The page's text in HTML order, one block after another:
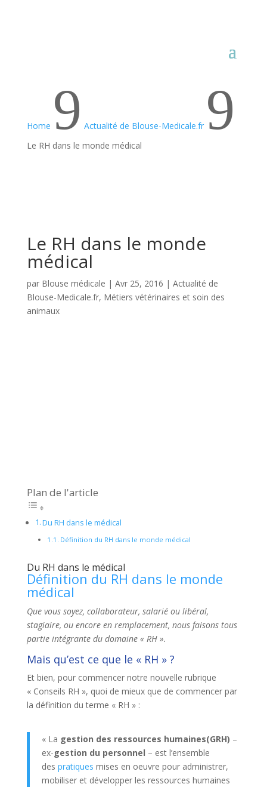
Home 9 Actualité de Blouse-Medicale.fr 9
Le RH dans le monde médical
Le RH dans le monde
médical
par Blouse médicale | Avr 25, 2016 | Actualité de
Blouse-Medicale.fr, Métiers vétérinaires et soin des
animaux
Plan de l'article
Du RH dans le médical
Définition du RH dans le monde médical
Du RH dans le médical
Définition du RH dans le monde
médical
Que vous soyez, collaborateur, salarié ou libéral,
stagiaire, ou encore en remplacement, nous faisons tous
partie intégrante du domaine « RH ».
Mais qu’est ce que le « RH » ?
Et bien, pour commencer notre nouvelle rubrique
« Conseils RH », quoi de mieux que de commencer par
la définition du terme « RH » :
« La gestion des ressources humaines(GRH) –
ex-gestion du personnel – est l’ensemble
des pratiques mises en oeuvre pour administrer,
mobiliser et développer les ressources humaines